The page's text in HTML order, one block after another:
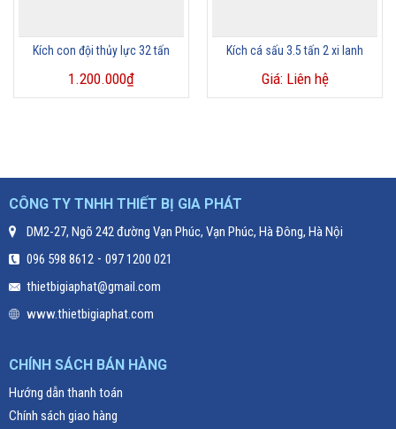
Kích con đội thủy lực 32 tấn
1.200.000₫
Kích cá sấu 3.5 tấn 2 xi lanh
Giá: Liên hệ
CÔNG TY TNHH THIẾT BỊ GIA PHÁT
DM2-27, Ngõ 242 đường Vạn Phúc, Vạn Phúc, Hà Đông, Hà Nội
096 598 8612 - 097 1200 021
thietbigiaphat@gmail.com
www.thietbigiaphat.com
CHÍNH SÁCH BÁN HÀNG
Hướng dẫn thanh toán
Chính sách giao hàng